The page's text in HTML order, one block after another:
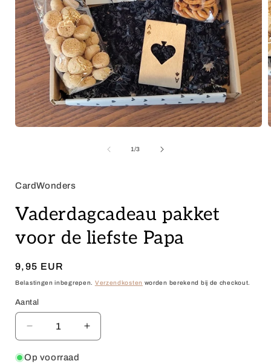
1/van
3
CardWonders
Vaderdagcadeau pakket
voor de liefste Papa
Normale
prijs
9,95 EUR
Belastingen inbegrepen. Verzendkosten worden berekend bij de checkout.
Aantal
Aantal
Aantal
verlagen
voor
Aantal
verhogen
Op voorraad